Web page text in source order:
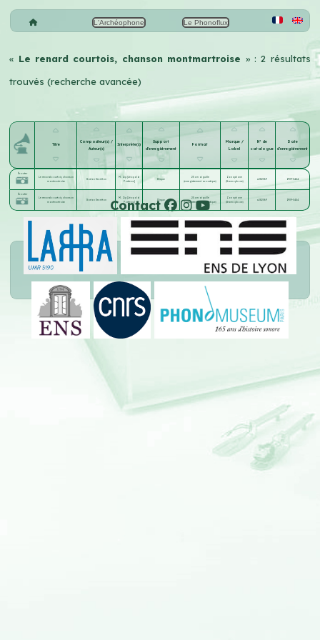
L'Archéophone Le Phonoflux
« Le renard courtois, chanson montmartroise » : 2 résultats
trouvés (recherche avancée)
Titre
Compositeur(s) /
Auteur(s)
Interprète(s)
Support
d'enregistrement
Format
Marque /
Label
N° de
catalogue
Date
d'enregistrement
Écouter
Le renard courtois, chanson
montmartroise
Gaston Secrétan
M. Zip [Léopold
Postieau]
Disque
25 cm aiguille
(enregistrement acoustique)
Zonophone
(Gramophone)
x282069 1909-04-14
Écouter
Le renard courtois, chanson
montmartroise
Gaston Secrétan
M. Zip [Léopold
Postieau]
Disque
25 cm aiguille
(enregistrement acoustique)
Zonophone
(Gramophone)
x282069 1909-04-14
Contact